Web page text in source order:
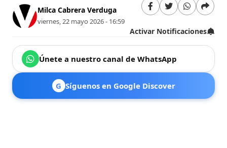
Milca Cabrera Verduga
viernes, 22 mayo 2026 - 16:59
Activar Notificaciones
Únete a nuestro canal de WhatsApp
G Síguenos en Google Discover